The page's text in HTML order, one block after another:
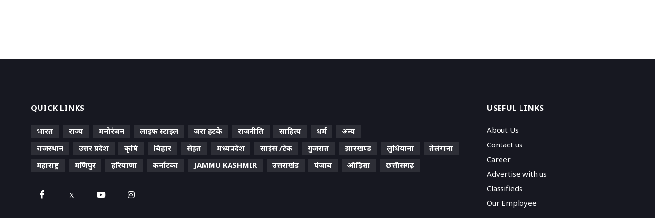
QUICK LINKS
भारत राज्य मनोरंजन लाइफ स्‍टाइल जरा हटके राजनीति साहित्य धर्म
अन्य
राजस्थान
उत्तर प्रदेश कृषि बिहार सेहत मध्यप्रदेश साइंस /टेक गुजरात झारखण्ड लुधियाना
तेलंगाना
महाराष्ट्र
मणिपुर हरियाणा कर्नाटका JAMMU KASHMIR उत्तराखंड पंजाब ओड़िसा छत्तीसगढ़
X
USEFUL LINKS
About Us
Contact us
Career
Advertise with us
Classifieds
Our Employee